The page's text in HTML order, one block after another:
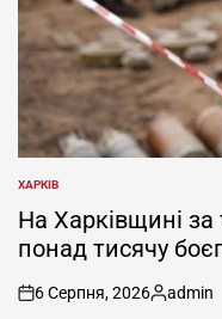
ОПУБЛІКУВАТИ
У
ХАРКІВ
На Харківщині
понад тисячу
on
6 Серпня, 2026 admin